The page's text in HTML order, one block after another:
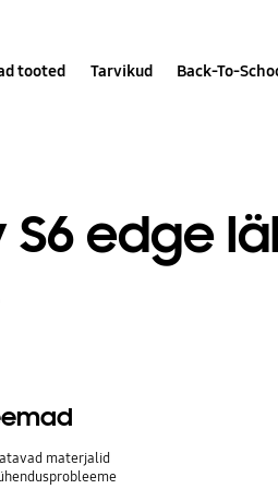
tooted Tarvikud Back-To-
S6 edge
materjalid